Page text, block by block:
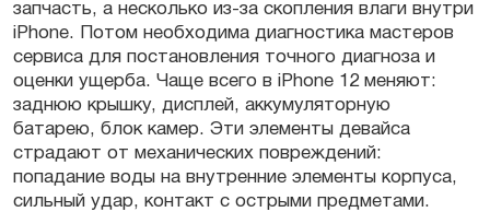
запчасть, а несколько из-за скопления влаги внутри
iPhone. Потом необходима диагностика мастеров
сервиса для постановления точного диагноза и
оценки ущерба. Чаще всего в iPhone 12меняют:
заднюю крышку, дисплей, аккумуляторную
батарею, блок камер. Эти элементы девайса
страдают от механических повреждений:
попадание воды на внутренние элементы корпуса,
сильный удар, контакт с острыми предметами.